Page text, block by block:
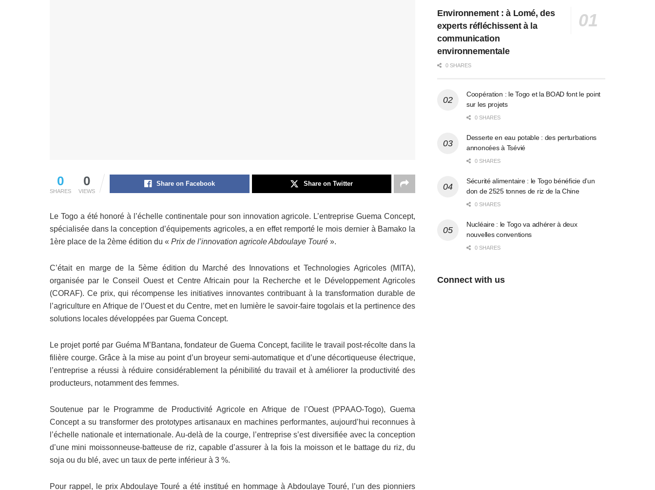
0
SHARES
0
VIEWS
Share on Facebook Share on Twitter
Le Togo a été honoré à l’échelle continentale pour son innovation agricole. L’entreprise Guema Concept,
spécialisée dans la conception d’équipements agricoles, a en effet remporté le mois dernier à Bamako la
1ère place de la 2ème édition du « Prix de l’innovation agricole Abdoulaye Touré ».
C’était en marge de la 5ème édition du Marché des Innovations et Technologies Agricoles (MITA),
organisée par le Conseil Ouest et Centre Africain pour la Recherche et le Développement Agricoles
(CORAF). Ce prix, qui récompense les initiatives innovantes contribuant à la transformation durable de
l’agriculture en Afrique de l’Ouest et du Centre, met en lumière le savoir-faire togolais et la pertinence des
solutions locales développées par Guema Concept.
Le projet porté par Guéma M’Bantana, fondateur de Guema Concept, facilite le travail post-récolte dans la
filière courge. Grâce à la mise au point d’un broyeur semi-automatique et d’une décortiqueuse électrique,
l’entreprise a réussi à réduire considérablement la pénibilité du travail et à améliorer la productivité des
producteurs, notamment des femmes.
Soutenue par le Programme de Productivité Agricole en Afrique de l’Ouest (PPAAO-Togo), Guema
Concept a su transformer des prototypes artisanaux en machines performantes, aujourd’hui reconnues à
l’échelle nationale et internationale. Au-delà de la courge, l’entreprise s’est diversifiée avec la conception
d’une mini moissonneuse-batteuse de riz, capable d’assurer à la fois la moisson et le battage du riz, du
soja ou du blé, avec un taux de perte inférieur à 3 %.
Pour rappel, le prix Abdoulaye Touré a été institué en hommage à Abdoulaye Touré, l’un des pionniers
Environnement : à Lomé, des
experts réfléchissent à la
communication
environnementale
0 SHARES
Coopération : le Togo et la BOAD font le point
sur les projets
0 SHARES
Desserte en eau potable : des perturbations
annoncées à Tsévié
0 SHARES
Sécurité alimentaire : le Togo bénéficie d’un
don de 2525 tonnes de riz de la Chine
0 SHARES
Nucléaire : le Togo va adhérer à deux
nouvelles conventions
0 SHARES
Connect with us